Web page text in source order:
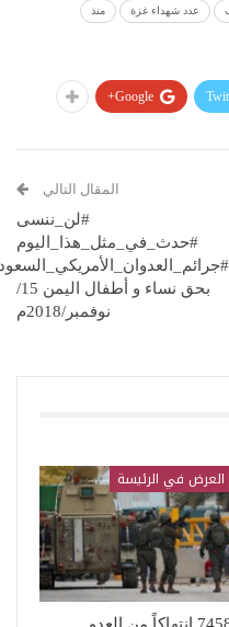
عدد شهداء غزة منذ
Google+
المقال التالي
#لن_ننسى
#حدث_في_مثل_هذا_اليوم
بحق نساء و أطفال اليمن 15/
نوفمبر/2018م
العرض في الرئيسة
7458 انتهاكاً من العدو